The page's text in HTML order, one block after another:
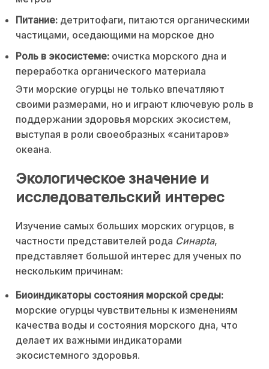
Питание: детритофаги, питаются органическими
частицами, оседающими на морское дно
Роль в экосистеме: очистка морского дна и
переработка органического материала
Эти морские огурцы не только впечатляют
своими размерами, но и играют ключевую роль в
поддержании здоровья морских экосистем,
выступая в роли своеобразных «санитаров»
океана.
Экологическое значение и
исследовательский интерес
Изучение самых больших морских огурцов, в
частности представителей рода Синapta,
представляет большой интерес для ученых по
нескольким причинам:
Биоиндикаторы состояния морской среды:
морские огурцы чувствительны к изменениям
качества воды и состояния морского дна, что
делает их важными индикаторами
экосистемного здоровья.